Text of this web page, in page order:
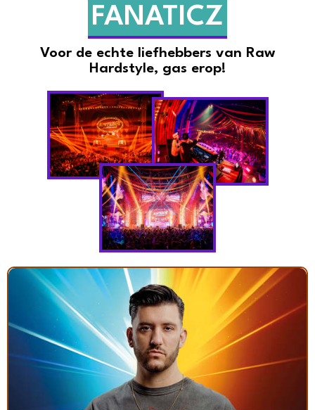
FANATICZ
Voor de echte liefhebbers van Raw
Hardstyle, gas erop!